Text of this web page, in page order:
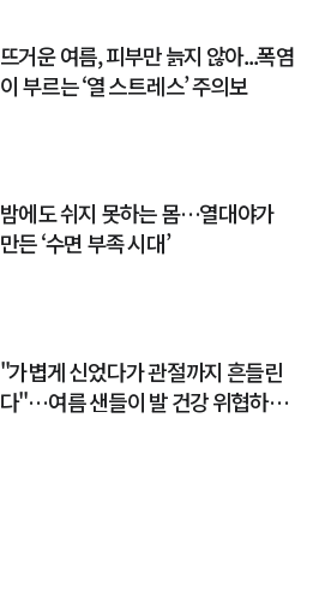
뜨거운 여름, 피부만 늙지 않아...폭염
이 부르는 ‘열 스트레스’ 주의보
밤에도 쉬지 못하는 몸…열대야가
만든 ‘수면 부족 시대’
"가볍게 신었다가 관절까지 흔들린
다"…여름 샌들이 발 건강 위협하는